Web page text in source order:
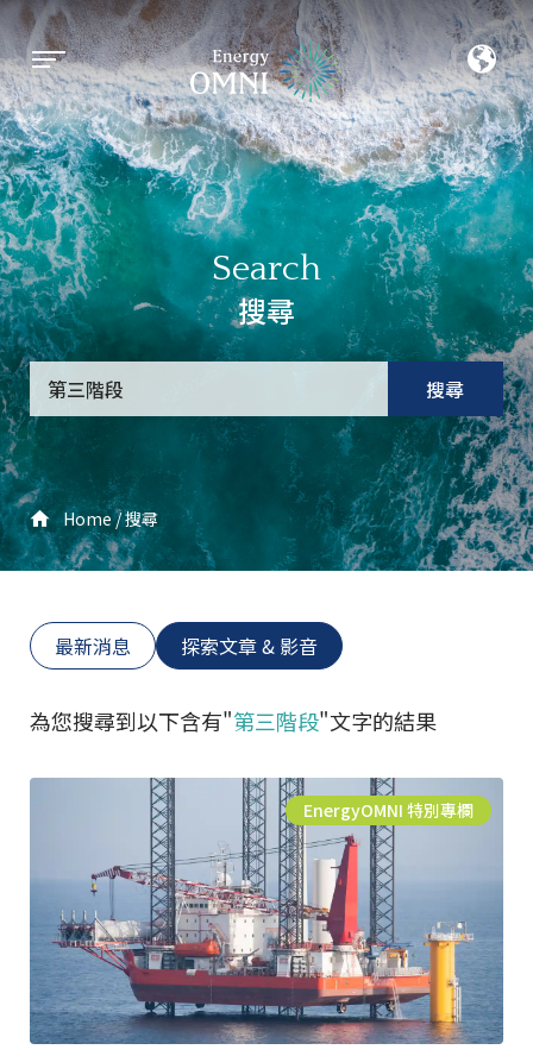
Search
搜尋
搜尋
Home 搜尋
最新消息 探索文章 & 影音
為您搜尋到以下含有"第三階段"文字的結果
EnergyOMNI 特別專欄